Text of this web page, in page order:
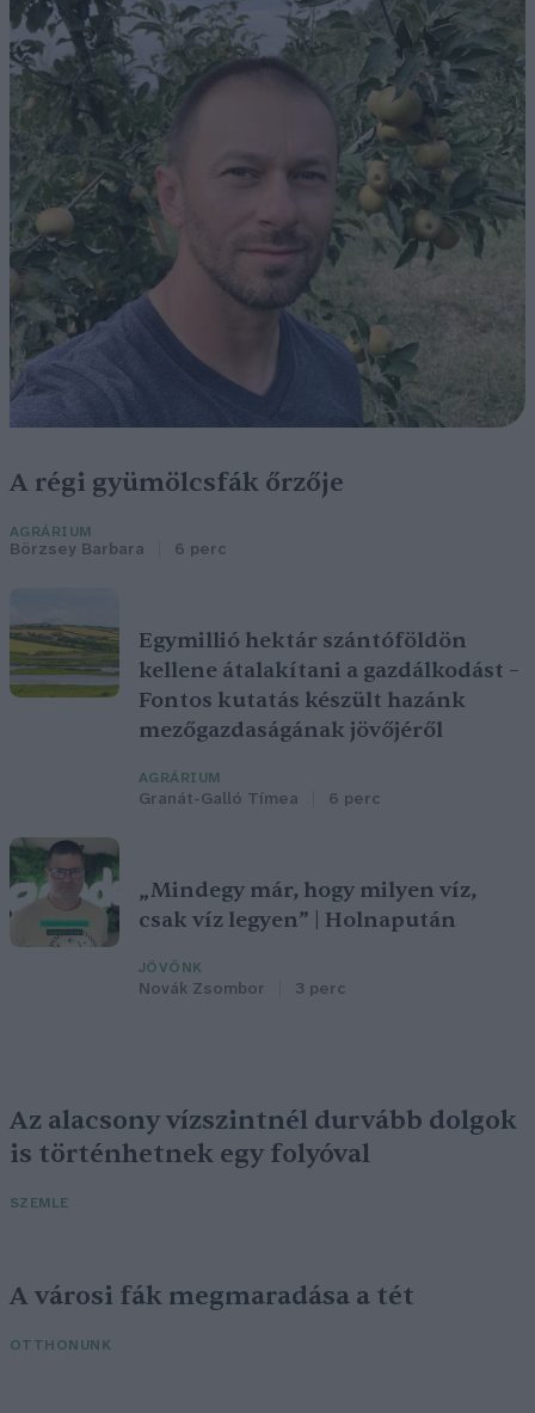
A régi gyümölcsfák őrzője
AGRÁRIUM
Börzsey Barbara 6 perc
Egymillió hektár szántóföldön
kellene átalakítani a gazdálkodást –
Fontos kutatás készült hazánk
mezőgazdaságának jövőjéről
AGRÁRIUM
Granát-Galló Tímea 6 perc
„Mindegy már, hogy milyen víz,
csak víz legyen” | Holnapután
JÖVŐNK
Novák Zsombor 3 perc
Az alacsony vízszintnél durvább dolgok
is történhetnek egy folyóval
SZEMLE
A városi fák megmaradása a tét
OTTHONUNK